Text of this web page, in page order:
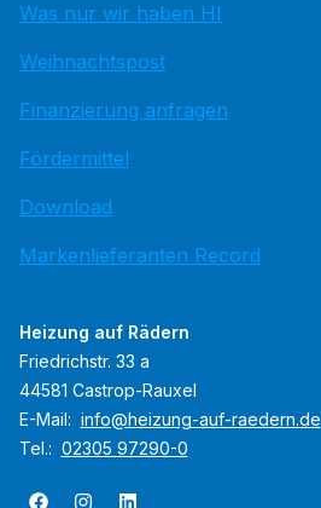
Was nur wir haben HI
Weihnachtspost
Finanzierung anfragen
Fördermittel
Download
Markenlieferanten Record
Heizung auf Rädern
Friedrichstr. 33 a
44581 Castrop-Rauxel
E-Mail: info@heizung-auf-raedern.de
Tel.: 02305 97290-0